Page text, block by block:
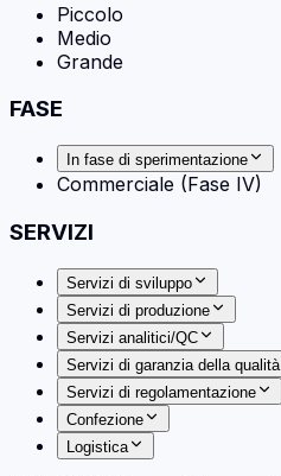
Piccolo
Medio
Grande
FASE
In fase di sperimentazione
Commerciale (Fase IV)
SERVIZI
Servizi di sviluppo
Servizi di produzione
Servizi analitici/QC
Servizi di garanzia della qualità
Servizi di regolamentazione
Confezione
Logistica